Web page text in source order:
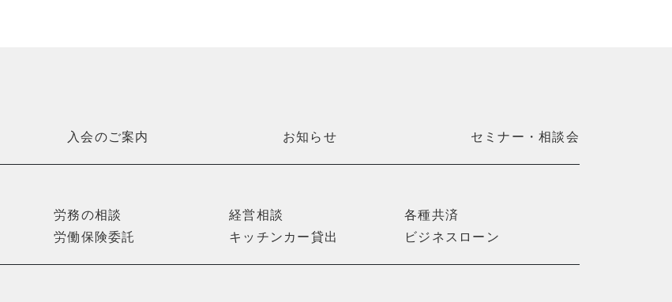
入会のご案内 お知らせ セミナー・相談会
労務の相談 経営相談
各種共済
労働保険委託 キッチンカー貸出 ビジネスローン